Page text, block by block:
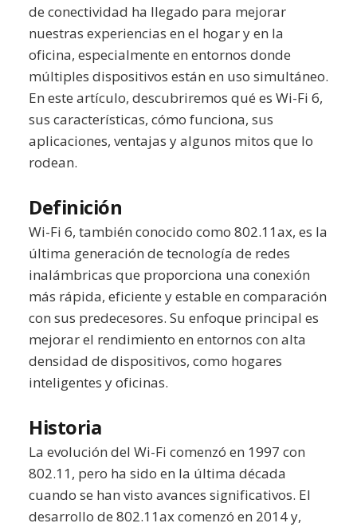
de conectividad ha llegado para mejorar
nuestras experiencias en el hogar y en la
oficina, especialmente en entornos donde
múltiples dispositivos están en uso simultáneo.
En este artículo, descubriremos qué es Wi-Fi 6,
sus características, cómo funciona, sus
aplicaciones, ventajas y algunos mitos que lo
rodean.
Definición
Wi-Fi 6, también conocido como 802.11ax, es la
última generación de tecnología de redes
inalámbricas que proporciona una conexión
más rápida, eficiente y estable en comparación
con sus predecesores. Su enfoque principal es
mejorar el rendimiento en entornos con alta
densidad de dispositivos, como hogares
inteligentes y oficinas.
Historia
La evolución del Wi-Fi comenzó en 1997 con
802.11, pero ha sido en la última década
cuando se han visto avances significativos. El
desarrollo de 802.11ax comenzó en 2014 y,